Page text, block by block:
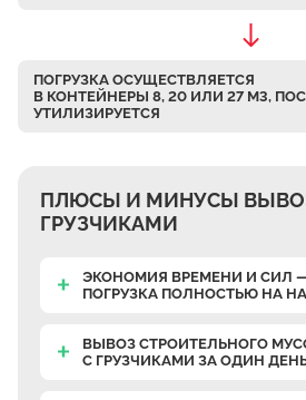
Бритово
Верхнее Велино
Нижнее Велино
Каменное Тяжино
Зелёная Слобода
ПОГРУЗКА ОСУЩЕСТВЛЯЕТСЯ
В КОНТЕЙНЕРЫ 8, 20 ИЛИ 27 М3,
УТИЛИЗИРУЕТСЯ
ПЛЮСЫ И МИНУСЫ
ГРУЗЧИКАМИ
ЭКОНОМИЯ ВРЕМЕНИ И СИЛ
ПОГРУЗКА ПОЛНОСТЬЮ НА
ВЫВОЗ СТРОИТЕЛЬНОГО
С ГРУЗЧИКАМИ ЗА ОДИН